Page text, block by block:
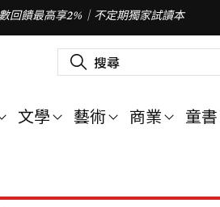
回饋最高享2%｜不定期獨家試讀本
搜
尋
字
文學 藝術 商業 童書